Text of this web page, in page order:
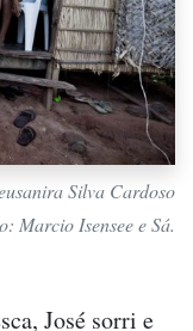
Silva Cardoso
Marcio Isensee e Sá.
José sorri e